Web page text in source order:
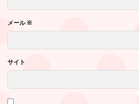
メール※
サイト